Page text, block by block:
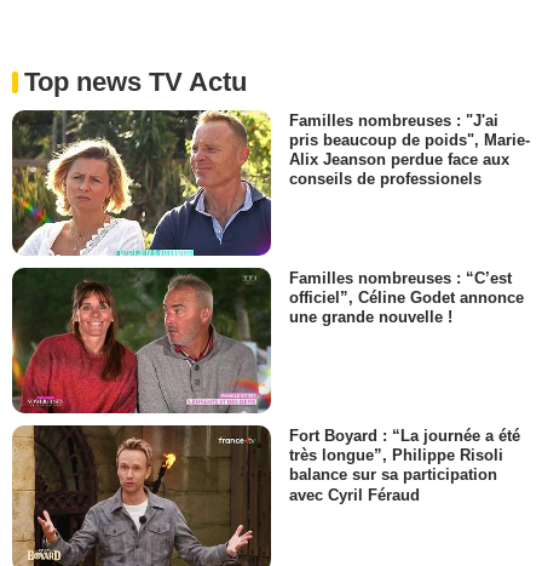
Top news TV Actu
Familles nombreuses : "J'ai
pris beaucoup de poids", Marie-
Alix Jeanson perdue face aux
conseils de professionels
Familles nombreuses : “C’est
officiel”, Céline Godet annonce
une grande nouvelle !
Fort Boyard : “La journée a été
très longue”, Philippe Risoli
balance sur sa participation
avec Cyril Féraud